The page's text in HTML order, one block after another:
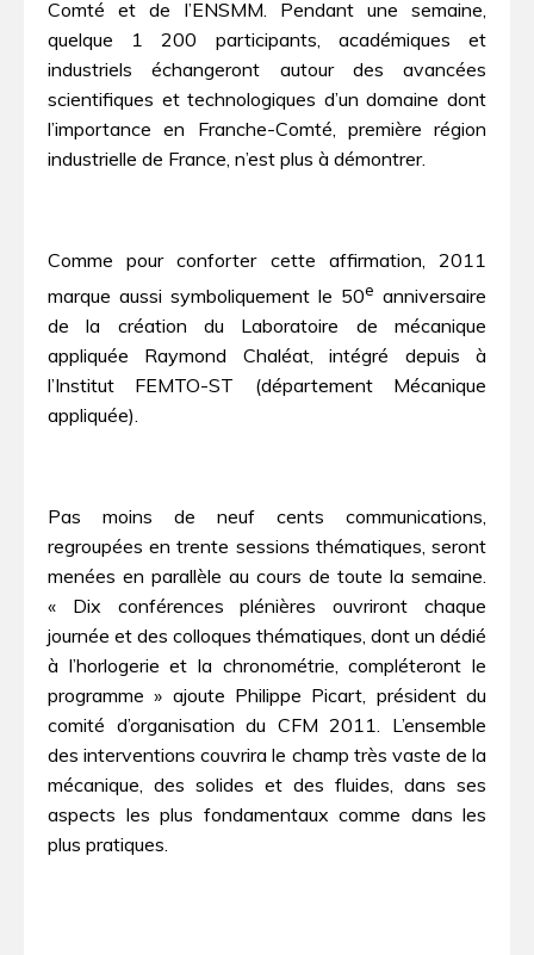
Comté et de l’ENSMM. Pendant une semaine,
quelque 1 200 participants, académiques et
industriels échangeront autour des avancées
scientifiques et technologiques d’un domaine dont
l’importance en Franche-Comté, première région
industrielle de France, n’est plus à démontrer.
Comme pour conforter cette affirmation, 2011
marque aussi symboliquement le 50e anniversaire
de la création du Laboratoire de mécanique
appliquée Raymond Chaléat, intégré depuis à
l’Institut FEMTO-ST (département Mécanique
appliquée).
Pas moins de neuf cents communications,
regroupées en trente sessions thématiques, seront
menées en parallèle au cours de toute la semaine.
« Dix conférences plénières ouvriront chaque
journée et des colloques thématiques, dont un dédié
à l’horlogerie et la chronométrie, compléteront le
programme » ajoute Philippe Picart, président du
comité d’organisation du CFM 2011. L’ensemble
des interventions couvrira le champ très vaste de la
mécanique, des solides et des fluides, dans ses
aspects les plus fondamentaux comme dans les
plus pratiques.